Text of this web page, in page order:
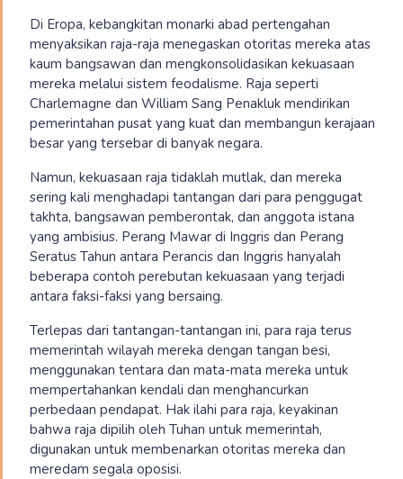
Di Eropa, kebangkitan monarki abad pertengahan
menyaksikan raja-raja menegaskan otoritas mereka atas
kaum bangsawan dan mengkonsolidasikan kekuasaan
mereka melalui sistem feodalisme. Raja seperti
Charlemagne dan William Sang Penakluk mendirikan
pemerintahan pusat yang kuat dan membangun kerajaan
besar yang tersebar di banyak negara.
Namun, kekuasaan raja tidaklah mutlak, dan mereka
sering kali menghadapi tantangan dari para penggugat
takhta, bangsawan pemberontak, dan anggota istana
yang ambisius. Perang Mawar di Inggris dan Perang
Seratus Tahun antara Perancis dan Inggris hanyalah
beberapa contoh perebutan kekuasaan yang terjadi
antara faksi-faksi yang bersaing.
Terlepas dari tantangan-tantangan ini, para raja terus
memerintah wilayah mereka dengan tangan besi,
menggunakan tentara dan mata-mata mereka untuk
mempertahankan kendali dan menghancurkan
perbedaan pendapat. Hak ilahi para raja, keyakinan
bahwa raja dipilih oleh Tuhan untuk memerintah,
digunakan untuk membenarkan otoritas mereka dan
meredam segala oposisi.